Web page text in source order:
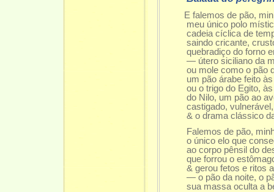
E falemos de pão,
meu único polo
cadeia cíclica de
saindo cricante,
quebradiço do forno
— útero siciliano da
ou mole como o pão
um pão árabe feito às
ou o trigo do Egito, às
do Nilo, um pão ao
castigado, vulnerável,
& o drama clássico
Falemos de pão,
o único elo que
ao corpo pênsil do
que forrou o estômago
& gerou fetos e ritos
— o pão da noite, o
sua massa oculta a